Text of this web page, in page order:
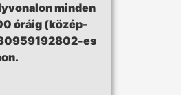
minden
óráig (közép-
es